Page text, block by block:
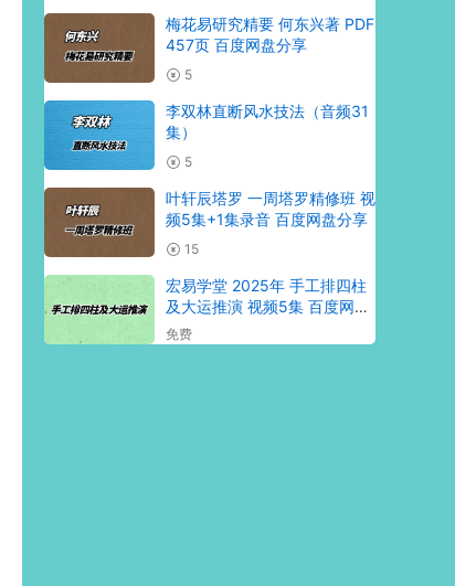
梅花易研究精要 何东兴著 PDF
457页 百度网盘分享
5
李双林直断风水技法（音频31
集）
5
叶轩辰塔罗 一周塔罗精修班 视
频5集+1集录音 百度网盘分享
15
宏易学堂 2025年 手工排四柱
及大运推演 视频5集 百度网盘
分享
免费